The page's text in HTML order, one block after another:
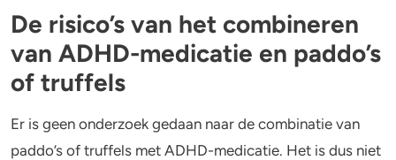
De risico’s van het combineren
van ADHD-medicatie en paddo’s
of truffels
Er is geen onderzoek gedaan naar de combinatie van
paddo’s of truffels met ADHD-medicatie. Het is dus niet